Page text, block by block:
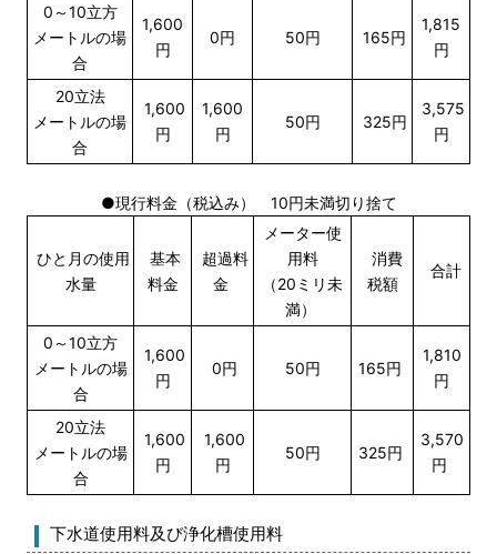
0～10立方
メートルの場
合
1,600
円
0円 50円 165円
1,815
円
20立法
メートルの場
合
1,600
円
1,600
円
50円 325円
3,575
円
●現行料金（税込み） 10円未満切り捨て
ひと月の使用
水量
基本
料金
超過料
金
メーター使
用料
（20ミリ未
満）
消費
税額
合計
0～10立方
メートルの場
合
1,600
円
0円 50円 165円
1,810
円
20立法
メートルの場
合
1,600
円
1,600
円
50円 325円
3,570
円
下水道使用料及び浄化槽使用料